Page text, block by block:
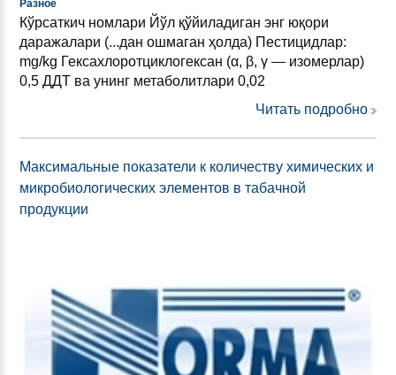
Разное
Кўрсаткич номлари Йўл қўйиладиган энг юқори
даражалари (...дан ошмаган ҳолда) Пестицидлар:
mg/kg Гексахлоротциклогексан (α, β, γ — изомерлар)
0,5 ДДТ ва унинг метаболитлари 0,02
Читать подробно
Максимальные показатели к количеству химических и
микробиологических элементов в табачной
продукции